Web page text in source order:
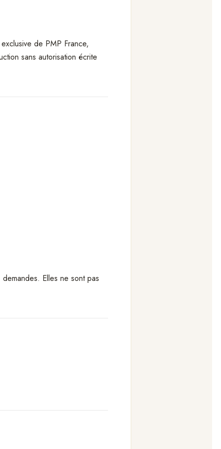
de PMP France,
sans autorisation écrite
Elles ne sont pas